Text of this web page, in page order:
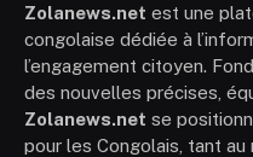
Zolanews.net est une
congolaise dédiée à
l’engagement citoyen.
des nouvelles précises,
Zolanews.net se
pour les Congolais, tant au